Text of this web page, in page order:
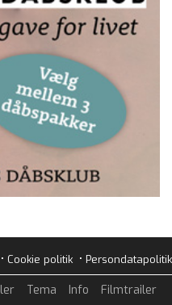
Cookie politik• Persondatapolitik
Tema Info Filmtrailer